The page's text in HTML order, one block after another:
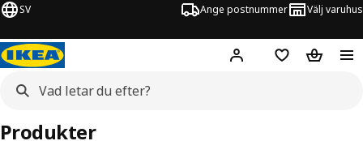
SV Ange postnummer Välj varuhus
Hej! Logga inInköpslistaVarukorg
Produkter